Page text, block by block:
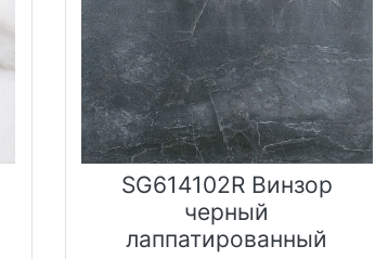
SG614102R Винзор
черный
лаппатированный